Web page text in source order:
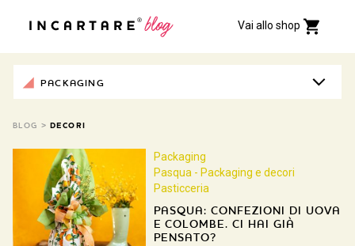
Vai allo shop
PACKAGING
BLOG > DECORI
Packaging
Pasqua - Packaging e decori
Pasticceria
PASQUA: CONFEZIONI DI UOVA
E COLOMBE. CI HAI GIÀ
PENSATO?